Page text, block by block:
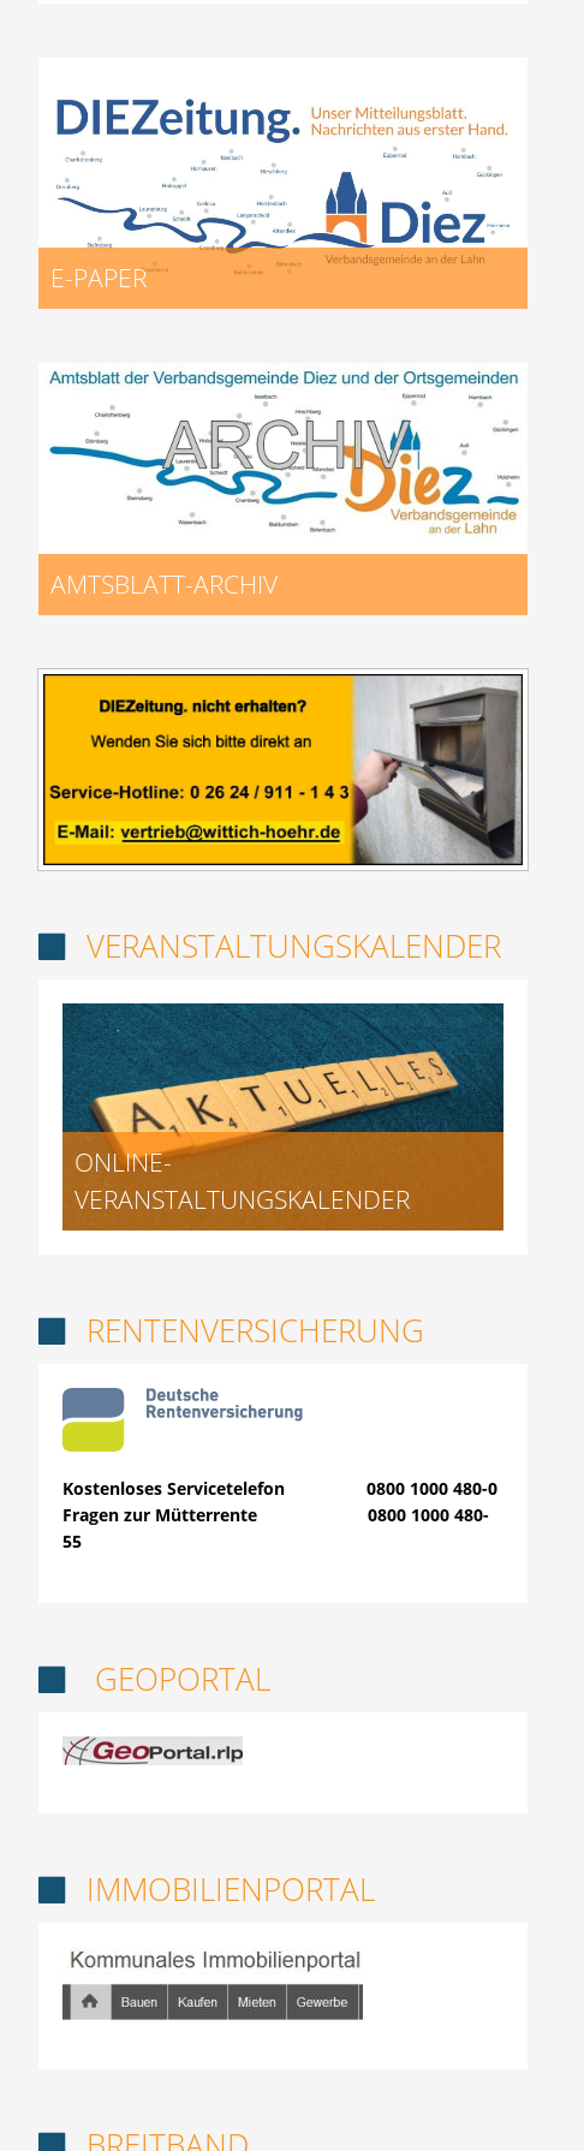
E-PAPER
AMTSBLATT-ARCHIV
VERANSTALTUNGSKALENDER
ONLINE-
VERANSTALTUNGSKALENDER
RENTENVERSICHERUNG
Kostenloses Servicetelefon 0800 1000 480-0
Fragen zur Mütterrente 0800 1000 480-
55
GEOPORTAL
IMMOBILIENPORTAL